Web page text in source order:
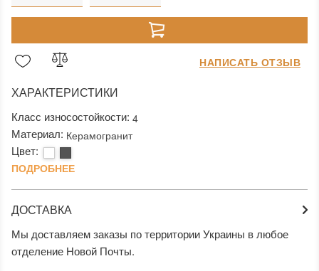
ХАРАКТЕРИСТИКИ
Класс износостойкости: 4
Материал: Керамогранит
Цвет:
ПОДРОБНЕЕ
ДОСТАВКА
Мы доставляем заказы по территории Украины в любое
отделение Новой Почты.
НАПИСАТЬ ОТЗЫВ